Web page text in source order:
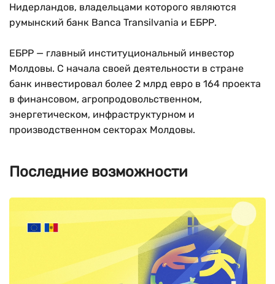
Нидерландов, владельцами которого являются
румынский банк Banca Transilvania и ЕБРР.
ЕБРР — главный институциональный инвестор
Молдовы. С начала своей деятельности в стране
банк инвестировал более 2 млрд евро в 164 проекта
в финансовом, агропродовольственном,
энергетическом, инфраструктурном и
производственном секторах Молдовы.
Последние возможности